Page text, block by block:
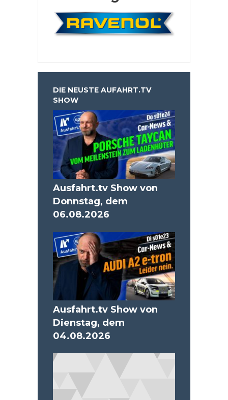
DIE NEUSTE AUFAHRT.TV
SHOW
Ausfahrt.tv Show von
Donnstag, dem
06.08.2026
Ausfahrt.tv Show von
Dienstag, dem
04.08.2026